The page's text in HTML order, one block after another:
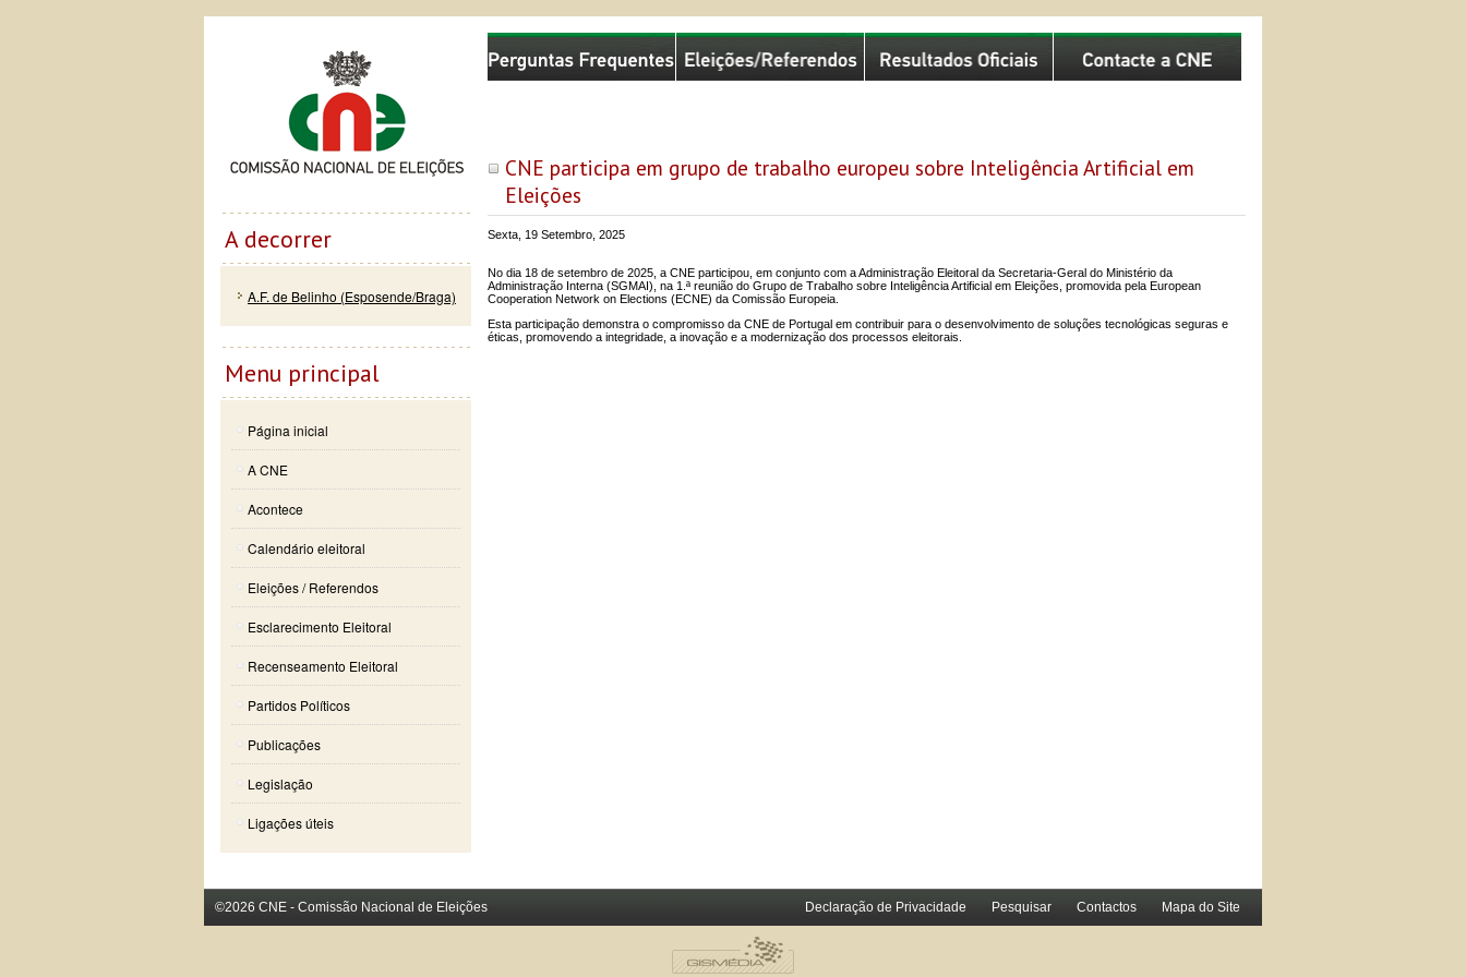
CNE participa em grupo de trabalho europeu sobre Inteligência Artificial em
Eleições
Sexta, 19 Setembro, 2025
No dia 18 de setembro de 2025, a CNE participou, em conjunto com a Administração Eleitoral da Secretaria-Geral do Ministério da
Administração Interna (SGMAI), na 1.ª reunião do Grupo de Trabalho sobre Inteligência Artificial em Eleições, promovida pela European
Cooperation Network on Elections (ECNE) da Comissão Europeia.
Esta participação demonstra o compromisso da CNE de Portugal em contribuir para o desenvolvimento de soluções tecnológicas seguras e
éticas, promovendo a integridade, a inovação e a modernização dos processos eleitorais.
Comissão Nacional de Eleições
A decorrer
A.F. de Belinho (Esposende/Braga)
Menu principal
Página inicial
A CNE
Acontece
Calendário eleitoral
Eleições / Referendos
Esclarecimento Eleitoral
Recenseamento Eleitoral
Partidos Políticos
Publicações
Legislação
Ligações úteis
©2026 CNE - Comissão Nacional de Eleições Declaração de Privacidade Pesquisar Contactos Mapa do Site